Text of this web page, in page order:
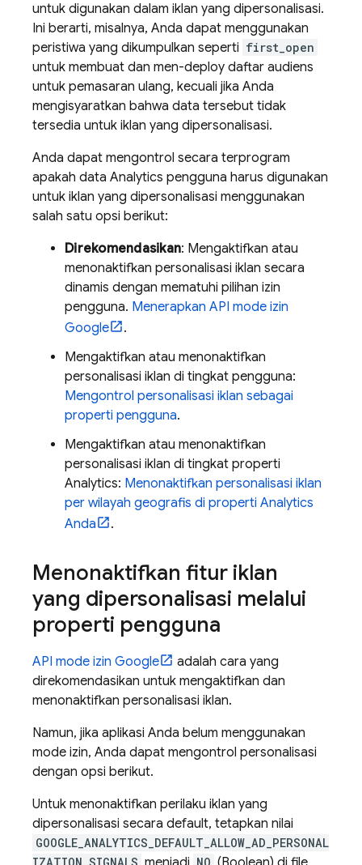
untuk digunakan dalam iklan yang dipersonalisasi.
Ini berarti, misalnya, Anda dapat menggunakan
peristiwa yang dikumpulkan seperti first_open
untuk membuat dan men-deploy daftar audiens
untuk pemasaran ulang, kecuali jika Anda
mengisyaratkan bahwa data tersebut tidak
tersedia untuk iklan yang dipersonalisasi.
Anda dapat mengontrol secara terprogram
apakah data Analytics pengguna harus digunakan
untuk iklan yang dipersonalisasi menggunakan
salah satu opsi berikut:
Direkomendasikan: Mengaktifkan atau
menonaktifkan personalisasi iklan secara
dinamis dengan mematuhi pilihan izin
pengguna. Menerapkan API mode izin
Google
.
Mengaktifkan atau menonaktifkan
personalisasi iklan di tingkat pengguna:
Mengontrol personalisasi iklan sebagai
properti pengguna.
Mengaktifkan atau menonaktifkan
personalisasi iklan di tingkat properti
Analytics: Menonaktifkan personalisasi iklan
per wilayah geografis di properti Analytics
Anda
.
Menonaktifkan fitur iklan
yang dipersonalisasi melalui
properti pengguna
API mode izin Google
adalah cara yang
direkomendasikan untuk mengaktifkan dan
menonaktifkan personalisasi iklan.
Namun, jika aplikasi Anda belum menggunakan
mode izin, Anda dapat mengontrol personalisasi
dengan opsi berikut.
Untuk menonaktifkan perilaku iklan yang
dipersonalisasi secara default, tetapkan nilai
GOOGLE_ANALYTICS_DEFAULT_ALLOW_AD_PERSONAL